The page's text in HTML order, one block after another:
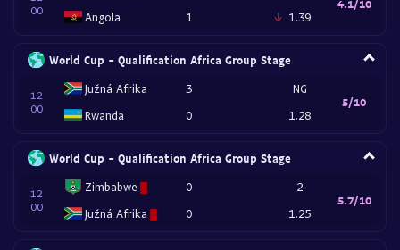
00
Angola
1
1.39
4.1/10
World Cup - Qualification Africa Group Stage
12
00
Južná Afrika
Rwanda
3
0
NG
1.28
5/10
World Cup - Qualification Africa Group Stage
12
00
Zimbabwe
Južná Afrika
0
0
2
1.25
5.7/10